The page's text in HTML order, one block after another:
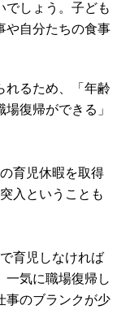
でしょう。子ども
や自分たちの食事
れるため、「年齢
復帰ができる」
育児休暇を取得
入ということも
育児しなければ
一気に職場復帰し
事のブランクが少